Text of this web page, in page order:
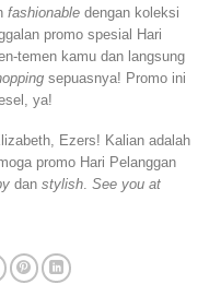
fashionable dengan koleksi
promo spesial Hari
temen kamu dan langsung
sepuasnya! Promo ini
ya!
Ezers! Kalian adalah
promo Hari Pelanggan
dan stylish. See you at